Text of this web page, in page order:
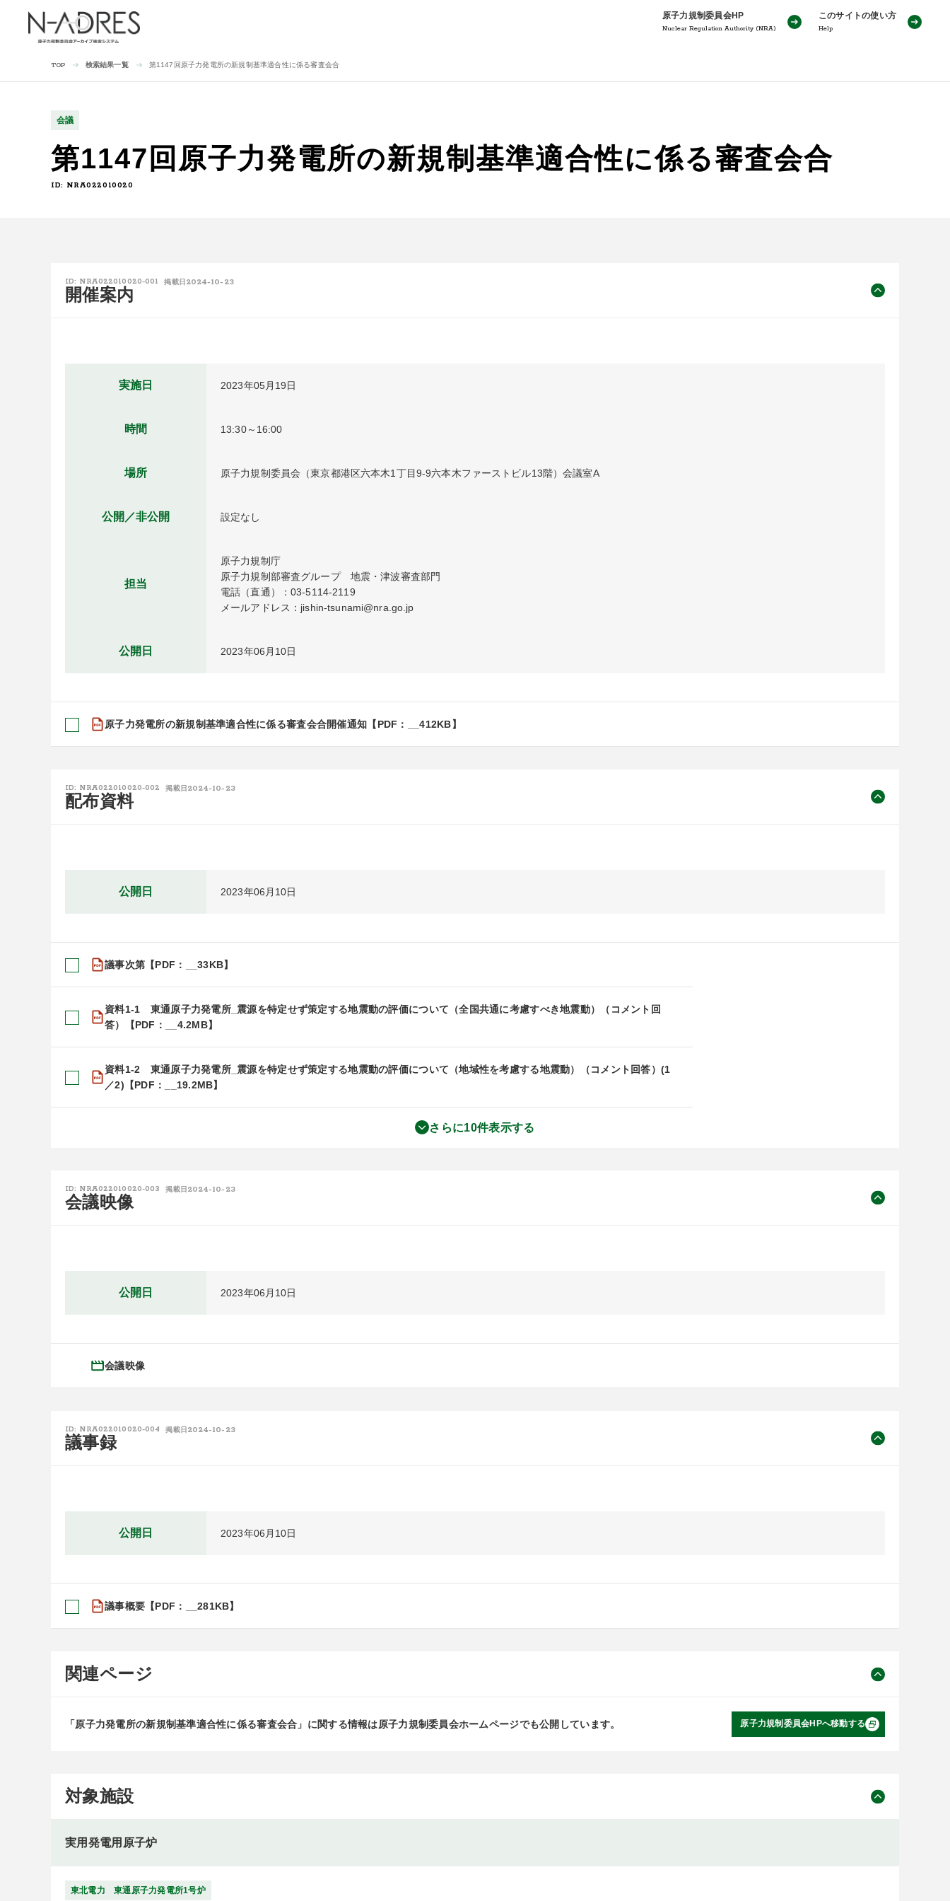
原子力規制委員会HP
Nuclear Regulation Authority (NRA)
このサイトの使い方
Help
TOP 検索結果一覧 第1147回原子力発電所の新規制基準適合性に係る審査会合
会議
第1147回原子力発電所の新規制基準適合性に係る審査会合
ID: NRA022010020
ID: NRA022010020-001 掲載日 2024-10-23
開催案内
実施日 2023年05月19日
時間 13:30～16:00
場所 原子力規制委員会（東京都港区六本木1丁目9-9六本木ファーストビル13階）会議室A
公開／非公開 設定なし
担当
原子力規制庁
原子力規制部審査グループ　地震・津波審査部門
電話（直通）：03-5114-2119
メールアドレス：jishin-tsunami@nra.go.jp
公開日 2023年06月10日
原子力発電所の新規制基準適合性に係る審査会合開催通知【PDF：__412KB】
ID: NRA022010020-002 掲載日 2024-10-23
配布資料
公開日 2023年06月10日
議事次第【PDF：__33KB】
資料1-1 東通原子力発電所_震源を特定せず策定する地震動の評価について（全国共通に考慮すべき地震動）（コメント回
答）【PDF：__4.2MB】
資料1-2 東通原子力発電所_震源を特定せず策定する地震動の評価について（地域性を考慮する地震動）（コメント回答）(1
／2)【PDF：__19.2MB】
さらに10件表示する
ID: NRA022010020-003 掲載日 2024-10-23
会議映像
公開日 2023年06月10日
会議映像
ID: NRA022010020-004 掲載日 2024-10-23
議事録
公開日 2023年06月10日
議事概要【PDF：__281KB】
関連ページ
「原子力発電所の新規制基準適合性に係る審査会合」に関する情報は原子力規制委員会ホームページでも公開しています。 原子力規制委員会HPへ移動する
対象施設
実用発電用原子炉
東北電力 東通原子力発電所1号炉